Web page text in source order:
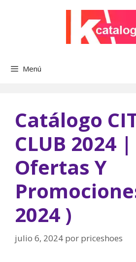
Menú
Catálogo
CLUB 2024 |
Ofertas Y
2024 )
julio 6, 2024 por priceshoes